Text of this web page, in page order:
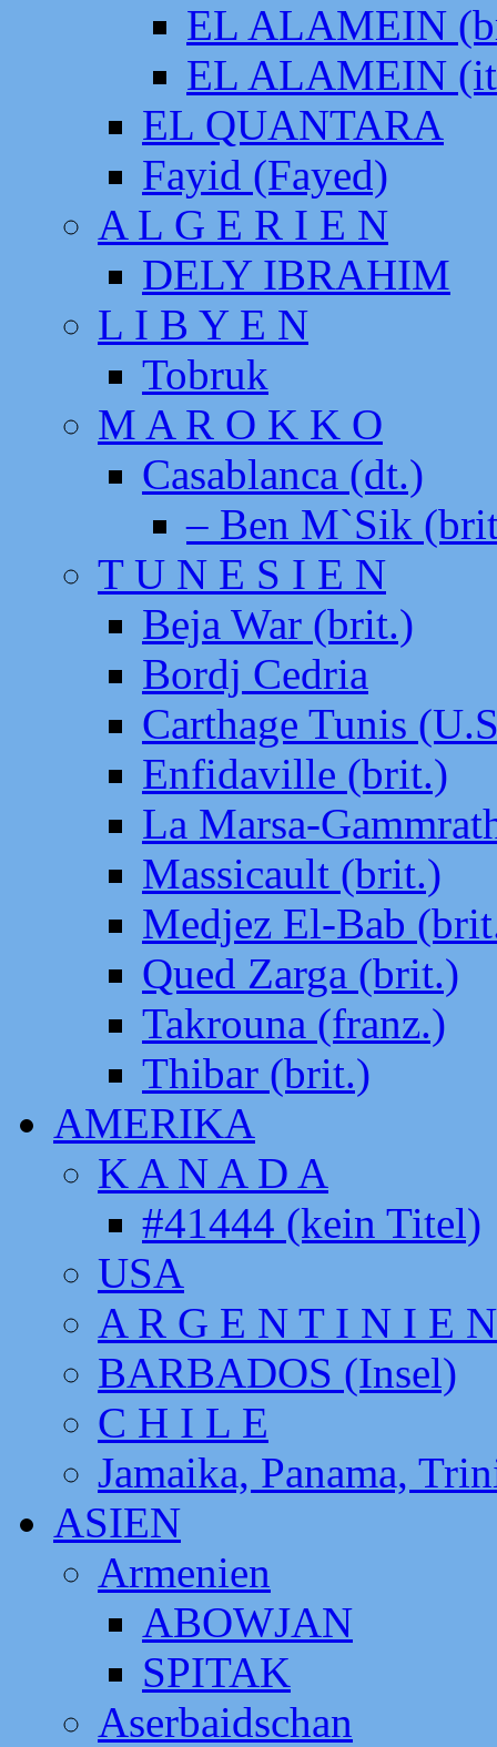
EL ALAMEIN
EL ALAMEIN
EL QUANTARA
Fayid (Fayed)
A L G E R I E N
DELY IBRAHIM
L I B Y E N
Tobruk
M A R O K K O
Casablanca (dt.)
– Ben M`Sik
T U N E S I E N
Beja War (brit.)
Bordj Cedria
Carthage Tunis
Enfidaville (brit.)
La Marsa-
Massicault (brit.)
Medjez El-Bab
Qued Zarga (brit.)
Takrouna (franz.)
Thibar (brit.)
AMERIKA
K A N A D A
#41444 (kein Titel)
USA
A R G E N T I N I E N
BARBADOS (Insel)
C H I L E
Jamaika, Panama,
ASIEN
Armenien
ABOWJAN
SPITAK
Aserbaidschan